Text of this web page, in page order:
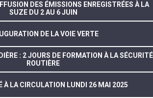
DES ÉMISSIONS ENREGISTRÉES À LA
SUZE DU 2 AU 6 JUIN
DE LA VOIE VERTE
: 2 JOURS DE FORMATION À LA SÉCURITÉ
ROUTIÈRE
À LA CIRCULATION LUNDI 26 MAI 2025